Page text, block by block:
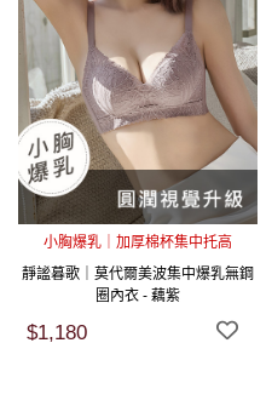
小胸爆乳｜加厚棉杯集中托高
靜謐暮歌｜莫代爾美波集中爆乳無鋼
圈內衣 - 藕紫
$1,180